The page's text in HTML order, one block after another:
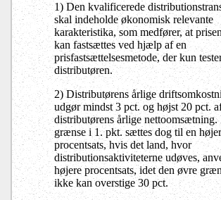
1) Den kvalificerede
skal indeholde økonomisk relevante
karakteristika, som medfører, at
kan fastsættes ved hjælp af en
prisfastsættelsesmetode, der kun
distributøren.
2) Distributørens årlige
udgør mindst 3 pct. og højst 20 pct.
distributørens årlige nettoomsætning.
grænse i 1. pkt. sættes dog til en
procentsats, hvis det land, hvor
distributionsaktiviteterne udøves,
højere procentsats, idet den øvre
ikke kan overstige 30 pct.